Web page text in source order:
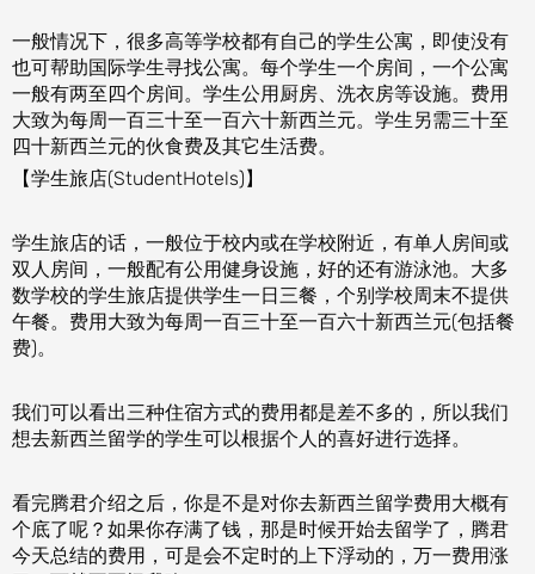
一般情况下，很多高等学校都有自己的学生公寓，即使没有
也可帮助国际学生寻找公寓。每个学生一个房间，一个公寓
一般有两至四个房间。学生公用厨房、洗衣房等设施。费用
大致为每周一百三十至一百六十新西兰元。学生另需三十至
四十新西兰元的伙食费及其它生活费。
【学生旅店(StudentHotels)】
学生旅店的话，一般位于校内或在学校附近，有单人房间或
双人房间，一般配有公用健身设施，好的还有游泳池。大多
数学校的学生旅店提供学生一日三餐，个别学校周末不提供
午餐。费用大致为每周一百三十至一百六十新西兰元(包括餐
费)。
我们可以看出三种住宿方式的费用都是差不多的，所以我们
想去新西兰留学的学生可以根据个人的喜好进行选择。
看完腾君介绍之后，你是不是对你去新西兰留学费用大概有
个底了呢？如果你存满了钱，那是时候开始去留学了，腾君
今天总结的费用，可是会不定时的上下浮动的，万一费用涨